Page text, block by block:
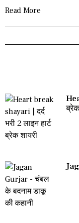
Read More